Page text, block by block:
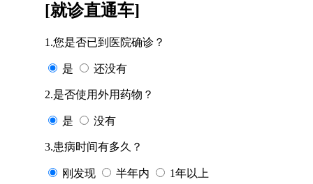
[就诊直通车]
1.您是否已到医院确诊？
是 还没有
2.是否使用外用药物？
是 没有
3.患病时间有多久？
刚发现 半年内 1年以上